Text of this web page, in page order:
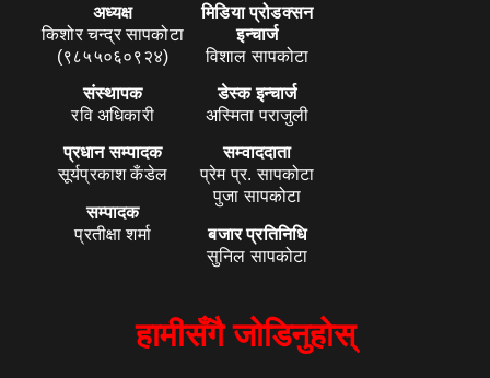
अध्यक्ष
किशोर चन्द्र सापकोटा
(९८५५०६०९२४)
संस्थापक
रवि अधिकारी
प्रधान सम्पादक
सूर्यप्रकाश कँडेल
सम्पादक
प्रतीक्षा शर्मा
मिडिया प्रोडक्सन
इन्चार्ज
विशाल सापकोटा
डेस्क इन्चार्ज
अस्मिता पराजुली
सम्वाददाता
प्रेम प्र. सापकोटा
पुजा सापकोटा
बजार प्रतिनिधि
सुनिल सापकोटा
हामीसँगै जोडिनुहोस्